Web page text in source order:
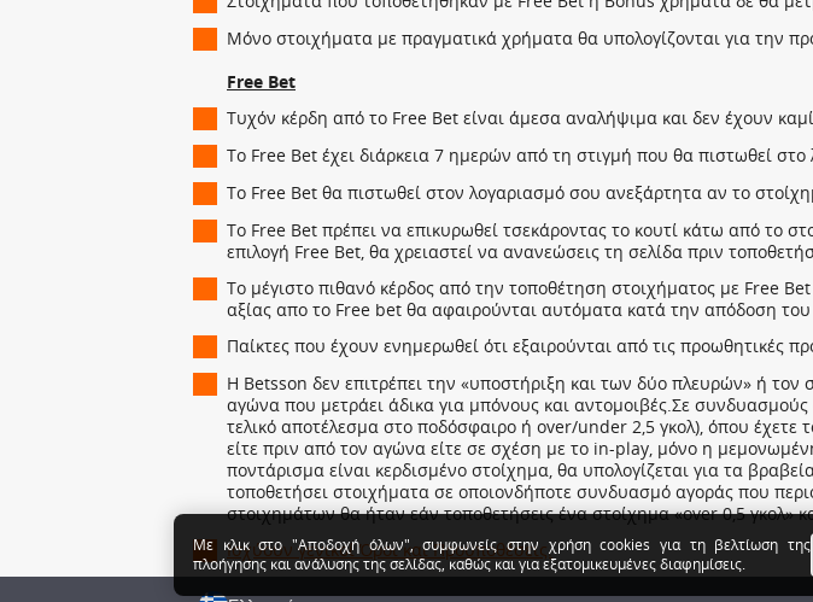
Με κλικ στο "Αποδοχή όλων", συμφωνείς στην χρήση cookies για τη βελτίωση της
πλοήγησης και ανάλυσης της σελίδας, καθώς και για εξατομικευμένες διαφημίσεις.